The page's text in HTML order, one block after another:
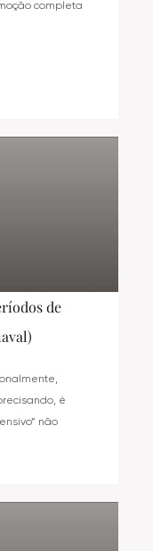
completa
de
é
não